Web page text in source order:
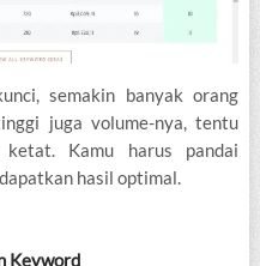
semakin banyak orang
juga volume-nya, tentu
ketat. Kamu harus pandai
hasil optimal.
Keyword